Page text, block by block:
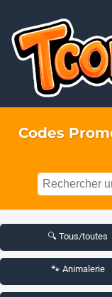
Codes
🔍 Tous/toutes
🐾 Animalerie